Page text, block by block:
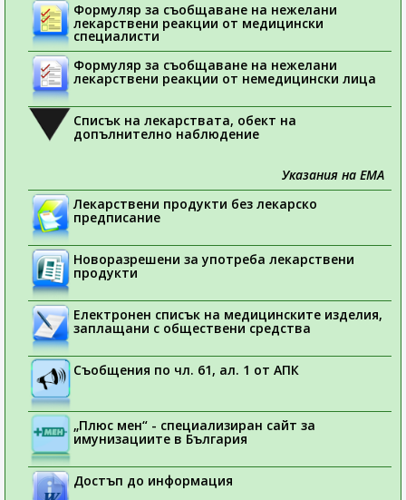
Формуляр за съобщаване на нежелани
лекарствени реакции от медицински
специалисти
Формуляр за съобщаване на нежелани
лекарствени реакции от немедицински лица
Списък на лекарствата, обект на
допълнително наблюдение
Указания на ЕМА
Лекарствени продукти без лекарско
предписание
Новоразрешени за употреба лекарствени
продукти
Електронен списък на медицинските изделия,
заплащани с обществени средства
Съобщения по чл. 61, ал. 1 от АПК
„Плюс мен“ - специализиран сайт за
имунизациите в България
Достъп до информация